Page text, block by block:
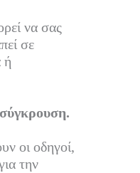
να σας
σε
ή
οι οδηγοί,
την